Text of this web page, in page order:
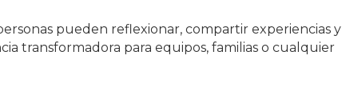
pueden reflexionar, compartir experiencias y
transformadora para equipos, familias o cualquier